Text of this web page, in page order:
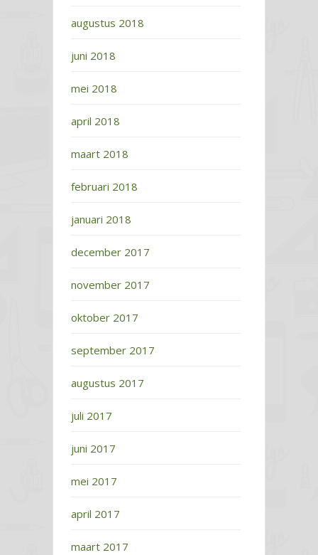
augustus 2018
juni 2018
mei 2018
april 2018
maart 2018
februari 2018
januari 2018
december 2017
november 2017
oktober 2017
september 2017
augustus 2017
juli 2017
juni 2017
mei 2017
april 2017
maart 2017